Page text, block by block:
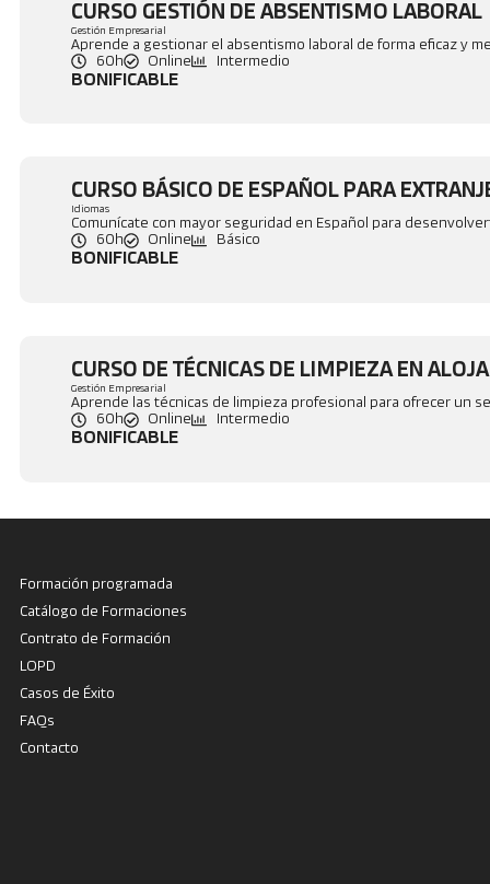
CURSO GESTIÓN DE ABSENTISMO LABORAL
Gestión Empresarial
Aprende a gestionar el absentismo laboral de forma eficaz y
60h
Online Intermedio
BONIFICABLE
CURSO BÁSICO DE ESPAÑOL PARA
Idiomas
Comunícate con mayor seguridad en Español para
60h
Online Básico
BONIFICABLE
CURSO DE TÉCNICAS DE LIMPIEZA EN
Gestión Empresarial
Aprende las técnicas de limpieza profesional para ofrecer un
60h
Online Intermedio
BONIFICABLE
Formación programada
Catálogo de Formaciones
Contrato de Formación
LOPD
Casos de Éxito
FAQs
Contacto